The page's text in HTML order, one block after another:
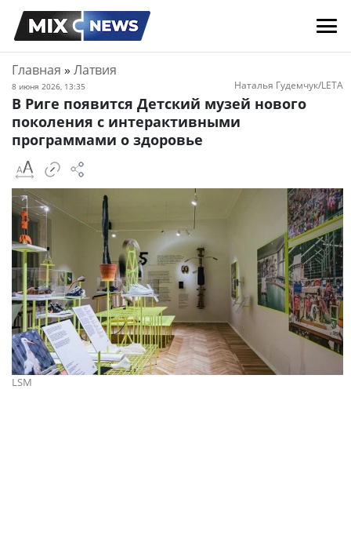
Главная » Латвия
8 июня 2026, 13:35 Наталья Гудемчук/LETA
В Риге появится Детский музей нового
поколения с интерактивными
программами о здоровье
LSM